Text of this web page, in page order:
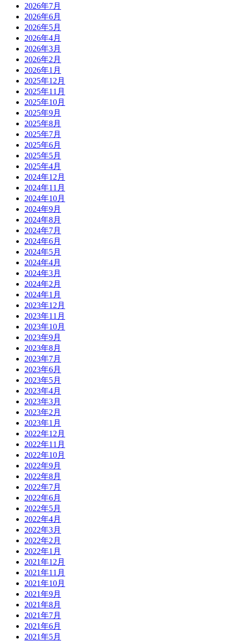
2026年7月
2026年6月
2026年5月
2026年4月
2026年3月
2026年2月
2026年1月
2025年12月
2025年11月
2025年10月
2025年9月
2025年8月
2025年7月
2025年6月
2025年5月
2025年4月
2024年12月
2024年11月
2024年10月
2024年9月
2024年8月
2024年7月
2024年6月
2024年5月
2024年4月
2024年3月
2024年2月
2024年1月
2023年12月
2023年11月
2023年10月
2023年9月
2023年8月
2023年7月
2023年6月
2023年5月
2023年4月
2023年3月
2023年2月
2023年1月
2022年12月
2022年11月
2022年10月
2022年9月
2022年8月
2022年7月
2022年6月
2022年5月
2022年4月
2022年3月
2022年2月
2022年1月
2021年12月
2021年11月
2021年10月
2021年9月
2021年8月
2021年7月
2021年6月
2021年5月